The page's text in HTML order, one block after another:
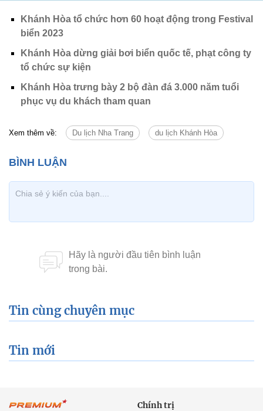
Khánh Hòa tổ chức hơn 60 hoạt động trong Festival
biển 2023
Khánh Hòa dừng giải bơi biển quốc tế, phạt công ty
tổ chức sự kiện
Khánh Hòa trưng bày 2 bộ đàn đá 3.000 năm tuổi
phục vụ du khách tham quan
Xem thêm về: Du lịch Nha Trang du lịch Khánh Hòa
Tin cùng chuyên mục
Tin mới
Chính trị